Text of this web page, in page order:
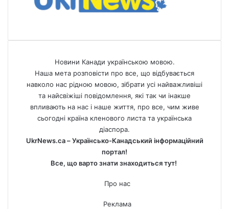
Новини Канади українською мовою.
Наша мета розповісти про все, що відбувається
навколо нас рідною мовою, зібрати усі найважливіші
та найсвіжіші повідомлення, які так чи інакше
впливають на нас і наше життя, про все, чим живе
сьогодні країна кленового листа та українська
діаспора.
UkrNews.ca – Українсько-Канадський інформаційний
портал!
Все, що варто знати знаходиться тут!
Про нас
Реклама